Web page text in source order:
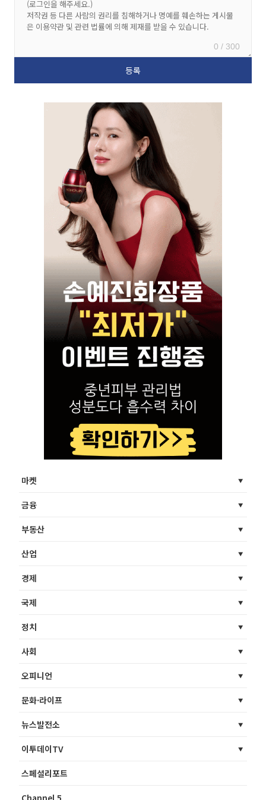
0 / 300
마켓
금융
부동산
산업
경제
국제
정치
사회
오피니언
문화·라이프
뉴스발전소
이투데이TV
스페셜리포트
Channel 5